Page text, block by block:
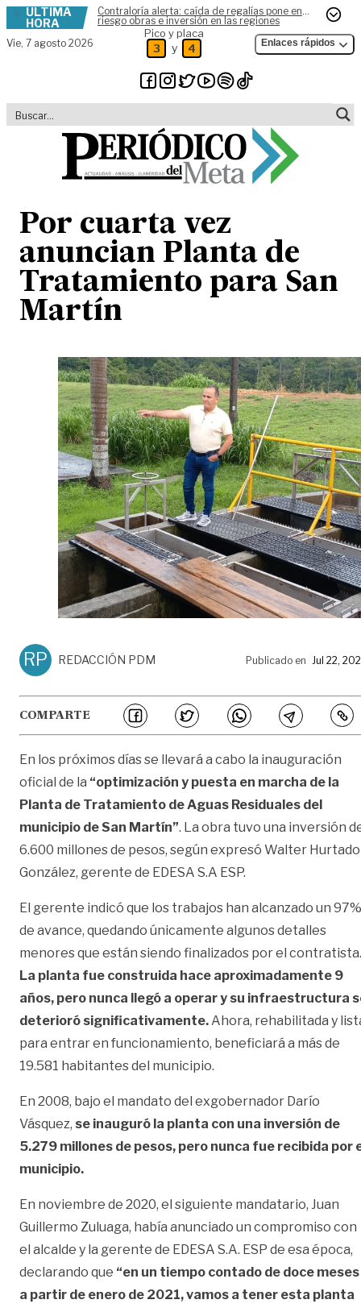
Skip to content
ÚLTIMA
HORA
Contraloría alerta: caída de regalías pone en
riesgo obras e inversión en las regiones
Vie, 7 agosto 2026
Pico y placa
3 y 4 Enlaces rápidos
Por cuarta vez
anuncian Planta de
Tratamiento para San
Martín
RP REDACCIÓN PDM Publicado en Jul 22,
COMPARTE
En los próximos días se llevará a cabo la inauguración
oficial de la “optimización y puesta en marcha de la
Planta de Tratamiento de Aguas Residuales del
municipio de San Martín”. La obra tuvo una inversión
6.600 millones de pesos, según expresó Walter Hurtado
González, gerente de EDESA S.A ESP.
El gerente indicó que los trabajos han alcanzado un 97%
de avance, quedando únicamente algunos detalles
menores que están siendo finalizados por el contratista.
La planta fue construida hace aproximadamente 9
años, pero nunca llegó a operar y su infraestructura
deterioró significativamente. Ahora, rehabilitada y
para entrar en funcionamiento, beneficiará a más de
19.581 habitantes del municipio.
En 2008, bajo el mandato del exgobernador Darío
Vásquez, se inauguró la planta con una inversión de
5.279 millones de pesos, pero nunca fue recibida por
municipio.
En noviembre de 2020, el siguiente mandatario, Juan
Guillermo Zuluaga, había anunciado un compromiso con
el alcalde y la gerente de EDESA S.A. ESP de esa época,
declarando que “en un tiempo contado de doce meses
a partir de enero de 2021, vamos a tener esta planta